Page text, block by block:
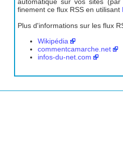
automatique sur vos sites
finement ce flux RSS en utilisant
Plus d'informations sur les flux
Wikipédia
commentcamarche.net
infos-du-net.com